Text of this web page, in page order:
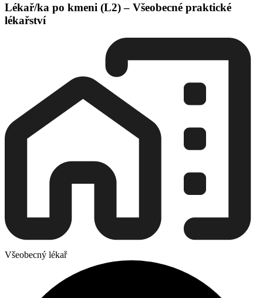
Lékař/ka po kmeni (L2) – Všeobecné praktické
lékařství
Všeobecný lékař